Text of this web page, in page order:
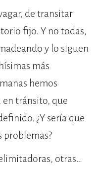
de transitar
fijo. Y no todas,
y lo siguen
más
hemos
tránsito, que
¿Y sería que
problemas?
otras…